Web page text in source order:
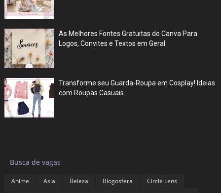
As Melhores Fontes Gratuitas do Canva Para
Logos, Convites e Textos em Geral
Transforme seu Guarda-Roupa em Cosplay! Ideias
com Roupas Casuais
Busca de vagas
Anime Asia Beleza Blogosfera
Circle Lens